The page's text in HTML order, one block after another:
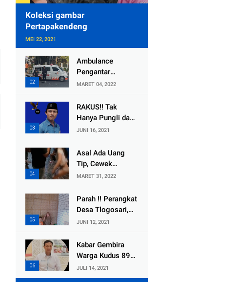
Koleksi gambar
Pertapakendeng
MEI 22, 2021
Ambulance
Pengantar
Jenazah Kepala
Mengalami
Kecelakaan
MARET 04, 2022
RAKUS!! Tak
Hanya Pungli dan
Dana Bedah
Diembat, ,
Perangkat Desa
Selewengkan
Bantuan Mushola
JUNI 16, 2021
Asal Ada Uang
Tip, Cewek
Pemandu Karaoke
Bersedia Bugil
MARET 31, 2022
Parah !! Perangkat
Desa Tlogosari,
Kecamatan
Embat Dana Bedah
Rumah dari
JUNI 12, 2021
Kabar Gembira
Warga Kudus 89
Persen RT di
Kudus Zona Hijau
JULI 14, 2021